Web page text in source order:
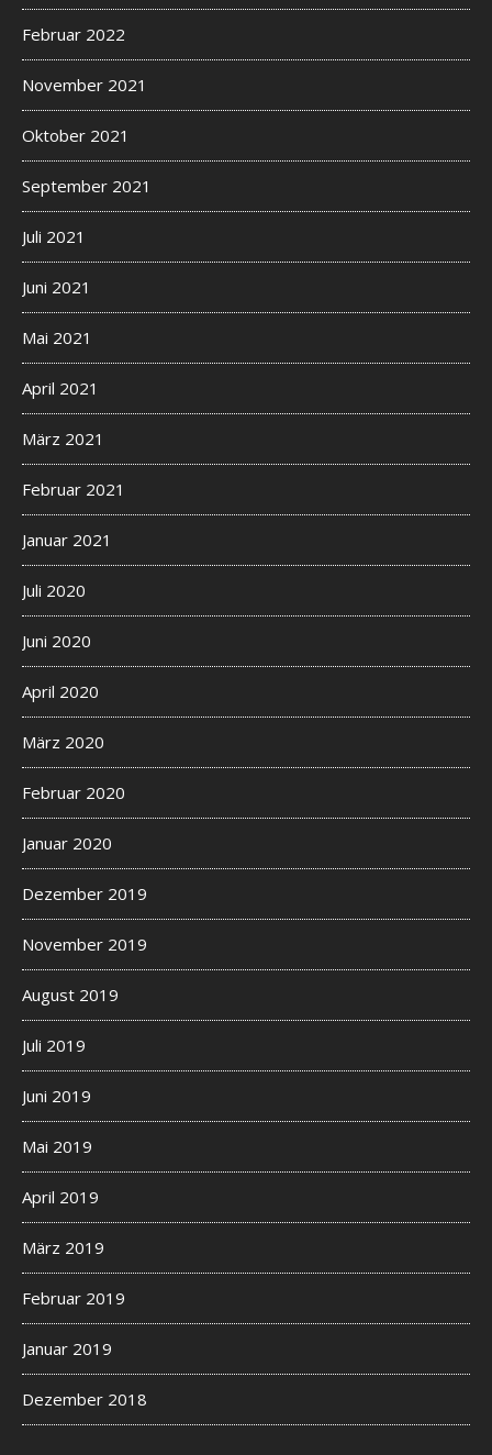
Februar 2022
November 2021
Oktober 2021
September 2021
Juli 2021
Juni 2021
Mai 2021
April 2021
März 2021
Februar 2021
Januar 2021
Juli 2020
Juni 2020
April 2020
März 2020
Februar 2020
Januar 2020
Dezember 2019
November 2019
August 2019
Juli 2019
Juni 2019
Mai 2019
April 2019
März 2019
Februar 2019
Januar 2019
Dezember 2018